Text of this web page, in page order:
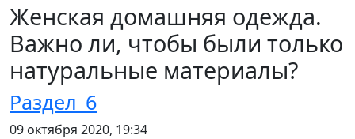
Женская домашняя одежда.
Важно ли, чтобы были только
натуральные материалы?
Раздел_6
09 октября 2020, 19:34